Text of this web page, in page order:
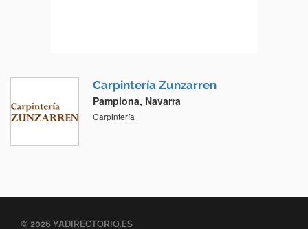
Carpintería Zunzarren
Pamplona, Navarra
Carpintería
© 2026 YADIRECTORIO.ES